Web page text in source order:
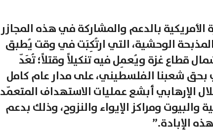
بالدعم والمشاركة في هذه المجازر
المذبحة الوحشية، التي ارتُكِبَت في وقت يُطبق
قطاع غزة ويُعمِل فيه تنكيلاً وقتلاً؛ تُعَدّ
بحق شعبنا الفلسطيني، على مدار عام كامل
الإرهابي أبشع عمليات الاستهداف المتعمّد
والبيوت ومراكز الإيواء والنزوح، وذلك بدعم
الإبادة.”